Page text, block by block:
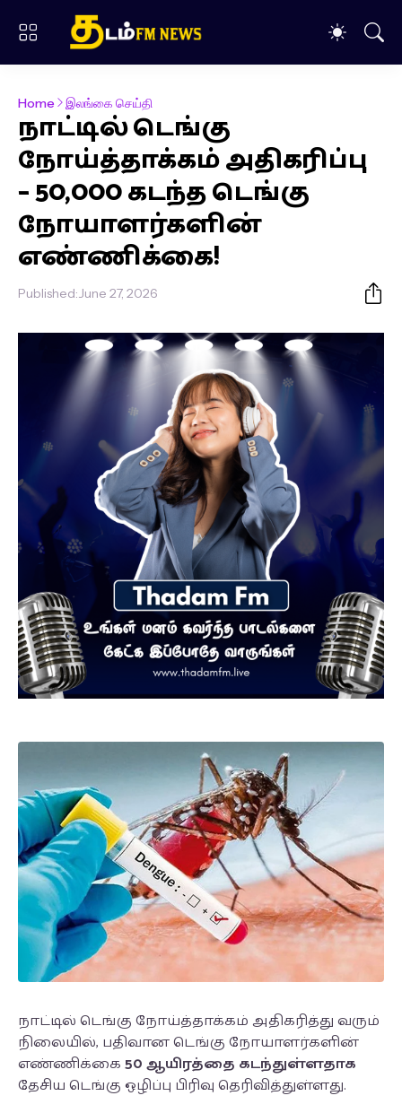
Home இலங்கை செய்தி
நாட்டில் டெங்கு
நோய்த்தாக்கம் அதிகரிப்பு
– 50,000 கடந்த டெங்கு
நோயாளர்களின்
எண்ணிக்கை!
Published:June 27, 2026
நாட்டில் டெங்கு நோய்த்தாக்கம் அதிகரித்து வரும்
நிலையில், பதிவான டெங்கு நோயாளர்களின்
எண்ணிக்கை50 ஆயிரத்தை கடந்துள்ளதாக
தேசிய டெங்கு ஒழிப்பு பிரிவு தெரிவித்துள்ளது.